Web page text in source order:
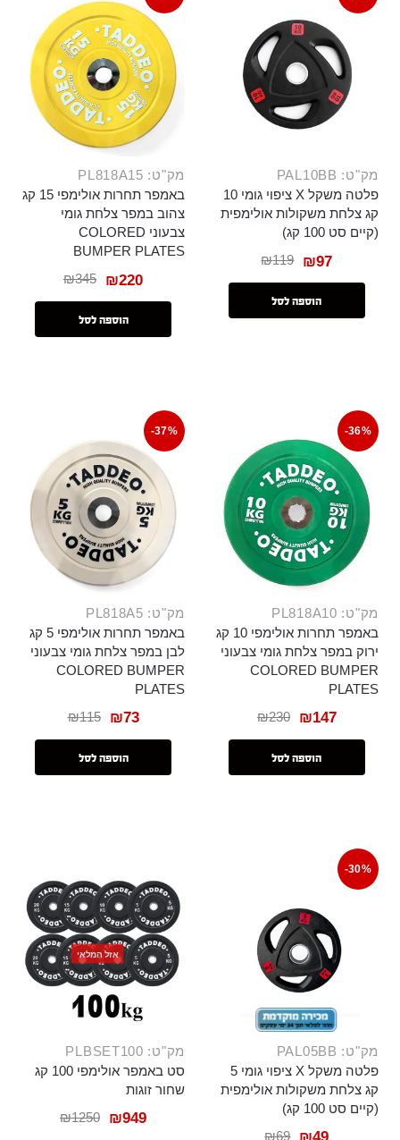
מק"ט: PAL10BB
פלטה משקל X ציפוי גומי 10
קג צלחת משקולות אולימפית
(קיים סט 100 קג)
₪119 ₪97
הוספה לסל
מק"ט: PL818A15
באמפר תחרות אולימפי 15 קג
צהוב במפר צלחת גומי
צבעוני COLORED
BUMPER PLATES
₪345 ₪220
הוספה לסל
-36%
מק"ט: PL818A10
באמפר תחרות אולימפי 10 קג
ירוק במפר צלחת גומי צבעוני
COLORED BUMPER
PLATES
₪230 ₪147
הוספה לסל
-37%
מק"ט: PL818A5
באמפר תחרות אולימפי 5 קג
לבן במפר צלחת גומי צבעוני
COLORED BUMPER
PLATES
₪115 ₪73
הוספה לסל
-30%
מק"ט: PAL05BB
פלטה משקל X ציפוי גומי 5
קג צלחת משקולות אולימפית
(קיים סט 100 קג)
₪69
אזל המלאי
מק"ט: PLBSET100
סט באמפר אולימפי 100 קג
שחור זוגות
₪1250 ₪949